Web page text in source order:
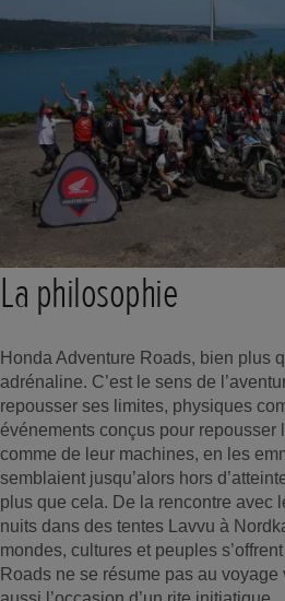
La philosophie
Honda Adventure Roads, bien plus
adrénaline. C’est le sens de
repousser ses limites, physiques
événements conçus pour repousser
comme de leur machines, en les
semblaient jusqu’alors hors
plus que cela. De la rencontre avec
nuits dans des tentes Lavvu à
mondes, cultures et peuples
Roads ne se résume pas au voyage